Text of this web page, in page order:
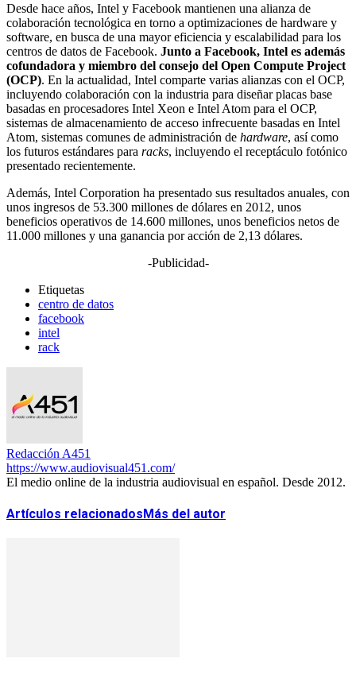
Desde hace años, Intel y Facebook mantienen una alianza de
colaboración tecnológica en torno a optimizaciones de hardware y
software, en busca de una mayor eficiencia y escalabilidad para los
centros de datos de Facebook. Junto a Facebook, Intel es además
cofundadora y miembro del consejo del Open Compute Project
(OCP). En la actualidad, Intel comparte varias alianzas con el OCP,
incluyendo colaboración con la industria para diseñar placas base
basadas en procesadores Intel Xeon e Intel Atom para el OCP,
sistemas de almacenamiento de acceso infrecuente basadas en Intel
Atom, sistemas comunes de administración de hardware, así como
los futuros estándares para racks, incluyendo el receptáculo fotónico
presentado recientemente.
Además, Intel Corporation ha presentado sus resultados anuales, con
unos ingresos de 53.300 millones de dólares en 2012, unos
beneficios operativos de 14.600 millones, unos beneficios netos de
11.000 millones y una ganancia por acción de 2,13 dólares.
-Publicidad-
Etiquetas
centro de datos
facebook
intel
rack
Redacción A451
https://www.audiovisual451.com/
El medio online de la industria audiovisual en español. Desde 2012.
Artículos relacionadosMás del autor